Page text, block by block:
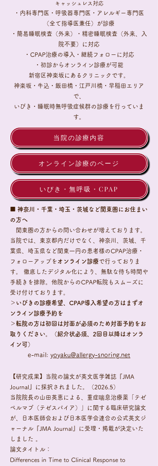
キャッシュレス対応
・内科専門医・呼吸器専門医・アレルギー専門医
（全て指導医兼任）が診療
・簡易睡眠検査（外来）・精密睡眠検査（外来、入
院不要）に対応
・CPAP治療の導入・継続フォローに対応
・初診からオンライン診療が可能
新宿区神楽坂にあるクリニックです。
神楽坂・牛込・飯田橋・江戸川橋・早稲田エリア
で、
いびき・睡眠時無呼吸症候群の診療を行っていま
す。
当院の診療内容
オンライン診療のページ
いびき・無呼吸・CPAP
■ 神奈川・千葉・埼玉・茨城など関東圏にお住まい
の方へ
​ 関東圏の方からの問い合わせが増えております。
当院では、東京都内だけでなく、神奈川、茨城、千
葉県、埼玉県など関東一円の患者様のCPAP治療・
フォローアップを オンライン診療で行っておりま
す。 徹底したデジタル化により、無駄な待ち時間や
手続きを排除。他院からのCPAP転院もスムーズに
受け付けております。
＞いびきの診療希望、CPAP導入希望の方はまずオ
ンライン診療予約を
＞転院の方は初回は対面が必須のため対面予約をお
取りください。（紹介状必須、2回目以降はオンラ
イン可）
​e-mail: yoyaku@allergy-snoring.net
【研究成果】当院の論文が英文医学雑誌『JMA
Journal』に採択されました。（2026.5）
当院院長の山田英恵による、重症喘息治療薬「テゼ
ペルマブ（テゼスパイア）」に関する臨床研究論文
が、日本医師会および日本医学会連合の公式英文ジ
ャーナル『JMA Journal』に受理・掲載が決定いた
しました 。
論文タイトル：
Differences in Time to Clinical Response to